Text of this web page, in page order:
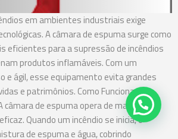
em ambientes industriais exige
A câmara de espuma surge como
eficientes para a supressão de incêndios
produtos inflamáveis. Com um
e ágil, esse equipamento evita grandes
e patrimônios. Como Funciona a
câmara de espuma opera de maneira
Quando um incêndio se inicia, o
de espuma e água, cobrindo